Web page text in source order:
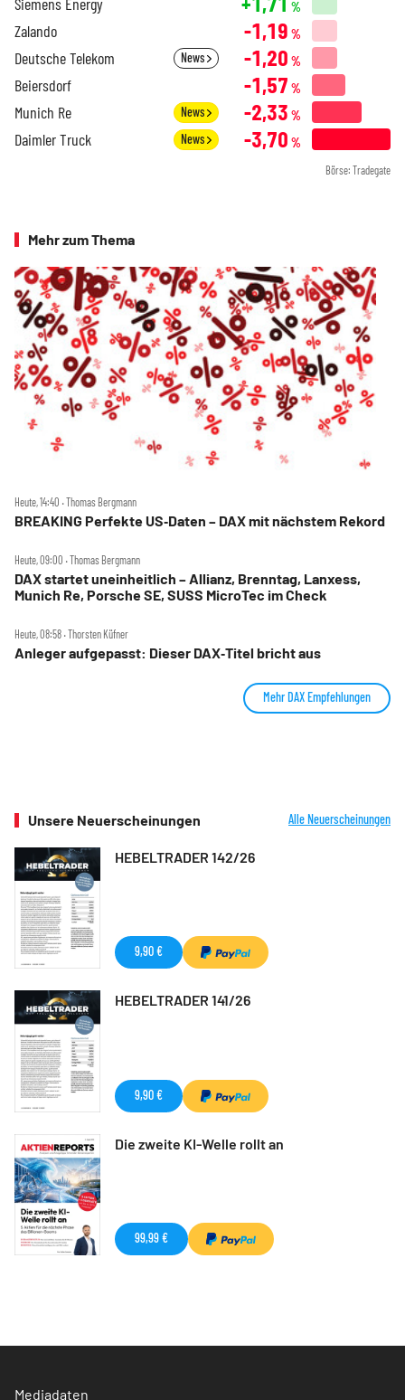
%
Zalando -1,19 %
Deutsche Telekom News -1,20 %
Beiersdorf -1,57 %
Munich Re News -2,33 %
Daimler Truck News -3,70 %
Börse: Tradegate
Mehr zum Thema
Heute, 14:40 ‧ Thomas Bergmann
BREAKING Perfekte US‑Daten – DAX mit nächstem Rekord
Heute, 09:00 ‧ Thomas Bergmann
DAX startet uneinheitlich – Allianz, Brenntag, Lanxess,
Munich Re, Porsche SE, SUSS MicroTec im Check
Heute, 08:58 ‧ Thorsten Küfner
Anleger aufgepasst: Dieser DAX‑Titel bricht aus
Mehr DAX Empfehlungen
Unsere Neuerscheinungen Alle Neuerscheinungen
HEBELTRADER 142/26
9,90 €
HEBELTRADER 141/26
9,90 €
Die zweite KI-Welle rollt an
99,99 €
Mediadaten